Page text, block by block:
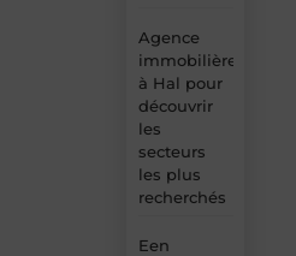
Agence
immobilière
à Hal pour
découvrir
les
secteurs
les plus
recherchés
Een